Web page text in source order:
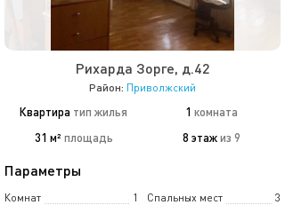
Рихарда Зорге, д.42
Район: Приволжский
Квартира тип жилья 1 комната
31 м² площадь 8 этажиз 9
Параметры
Комнат 1 Спальных мест
3